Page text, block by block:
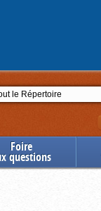
Foire
questions